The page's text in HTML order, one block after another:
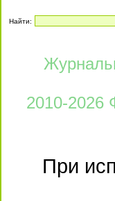
Найти:
2010-2026
При